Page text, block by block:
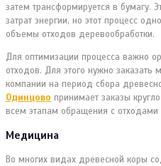
затем трансформируется в бумагу.
затрат энергии, но этот процесс
объемы отходов деревообработки.
Для оптимизации процесса важно
отходов. Для этого нужно заказать
компании на период сбора
Одинцово принимает заказы
всем этапам обращения с отходами
Медицина
Во многих видах древесной коры